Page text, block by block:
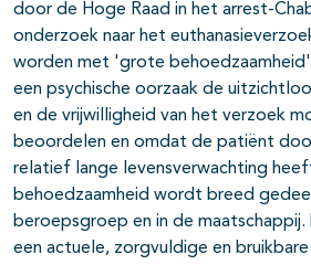
Bespreken van het verzoek met de
patiënt
Betrekken van overige hulpverleners
Bespreken van het verzoek met
familie/naasten
Vrijwillig en weloverwogen verzoek
Uitzichtloos en ondraaglijk lijden
door de Hoge Raad in het arrest-
onderzoek naar het
worden met 'grote
een psychische oorzaak de
en de vrijwilligheid van het verzoek
beoordelen en omdat de patiënt
relatief lange levensverwachting
behoedzaamheid wordt breed
beroepsgroep en in de
een actuele, zorgvuldige en